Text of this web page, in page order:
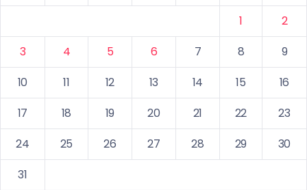
1
2
3
4 5 6 7 8
9
10
11 12 13 14 15
16
17
18 19 20 21 22
23
24
25 26 27 28 29
30
31